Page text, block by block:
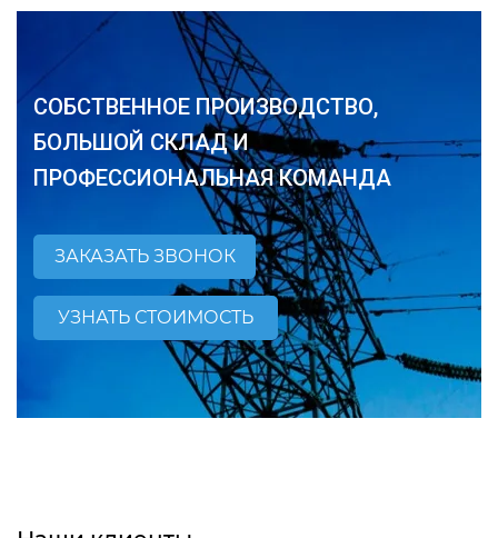
СОБСТВЕННОЕ ПРОИЗВОДСТВО,
БОЛЬШОЙ СКЛАД И
ПРОФЕССИОНАЛЬНАЯ КОМАНДА
ЗАКАЗАТЬ ЗВОНОК
УЗНАТЬ СТОИМОСТЬ